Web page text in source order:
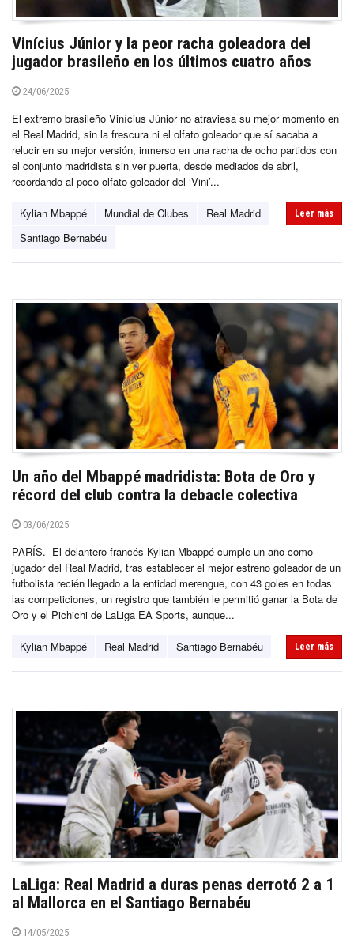
Vinícius Júnior y la peor racha goleadora del
jugador brasileño en los últimos cuatro años
24/06/2025
El extremo brasileño Vinícius Júnior no atraviesa su mejor momento en
el Real Madrid, sin la frescura ni el olfato goleador que sí sacaba a
relucir en su mejor versión, inmerso en una racha de ocho partidos con
el conjunto madridista sin ver puerta, desde mediados de abril,
recordando al poco olfato goleador del ‘Vini’...
Kylian Mbappé Mundial de Clubes
Real Madrid
Santiago Bernabéu
Leer más
Un año del Mbappé madridista: Bota de Oro y
récord del club contra la debacle colectiva
03/06/2025
PARÍS.- El delantero francés Kylian Mbappé cumple un año como
jugador del Real Madrid, tras establecer el mejor estreno goleador de un
futbolista recién llegado a la entidad merengue, con 43 goles en todas
las competiciones, un registro que también le permitió ganar la Bota de
Oro y el Pichichi de LaLiga EA Sports, aunque...
Kylian Mbappé Real Madrid Santiago Bernabéu Leer más
LaLiga: Real Madrid a duras penas derrotó 2 a 1
al Mallorca en el Santiago Bernabéu
14/05/2025